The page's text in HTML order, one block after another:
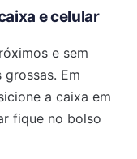
e celular
e sem
Em
a caixa em
fique no bolso